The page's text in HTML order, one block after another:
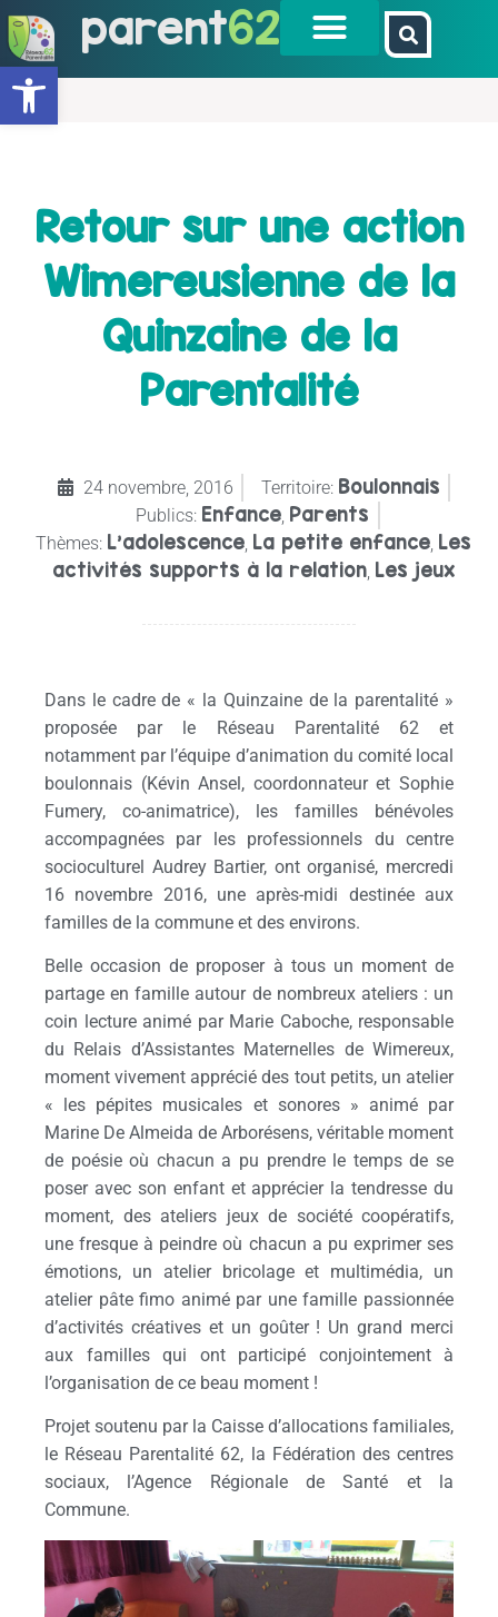
Ouvrir la barre d’outils
parent62
Retour sur une action
Wimereusienne de la
Quinzaine de la
Parentalité
24 novembre, 2016 Territoire: Boulonnais
Publics: Enfance Parents
Thèmes: L’adolescence La petite enfance Les
activités supports à la relation Les jeux
Dans le cadre de « la Quinzaine de la parentalité »
proposée par le Réseau Parentalité 62 et
notamment par l’équipe d’animation du comité local
boulonnais (Kévin Ansel, coordonnateur et Sophie
Fumery, co-animatrice), les familles bénévoles
accompagnées par les professionnels du centre
socioculturel Audrey Bartier, ont organisé, mercredi
16 novembre 2016, une après-midi destinée aux
familles de la commune et des environs.
Belle occasion de proposer à tous un moment de
partage en famille autour de nombreux ateliers : un
coin lecture animé par Marie Caboche, responsable
du Relais d’Assistantes Maternelles de Wimereux,
moment vivement apprécié des tout petits, un atelier
« les pépites musicales et sonores » animé par
Marine De Almeida de Arborésens, véritable moment
de poésie où chacun a pu prendre le temps de se
poser avec son enfant et apprécier la tendresse du
moment, des ateliers jeux de société coopératifs,
une fresque à peindre où chacun a pu exprimer ses
émotions, un atelier bricolage et multimédia, un
atelier pâte fimo animé par une famille passionnée
d’activités créatives et un goûter ! Un grand merci
aux familles qui ont participé conjointement à
l’organisation de ce beau moment !
Projet soutenu par la Caisse d’allocations familiales,
le Réseau Parentalité 62, la Fédération des centres
sociaux, l’Agence Régionale de Santé et la
Commune.